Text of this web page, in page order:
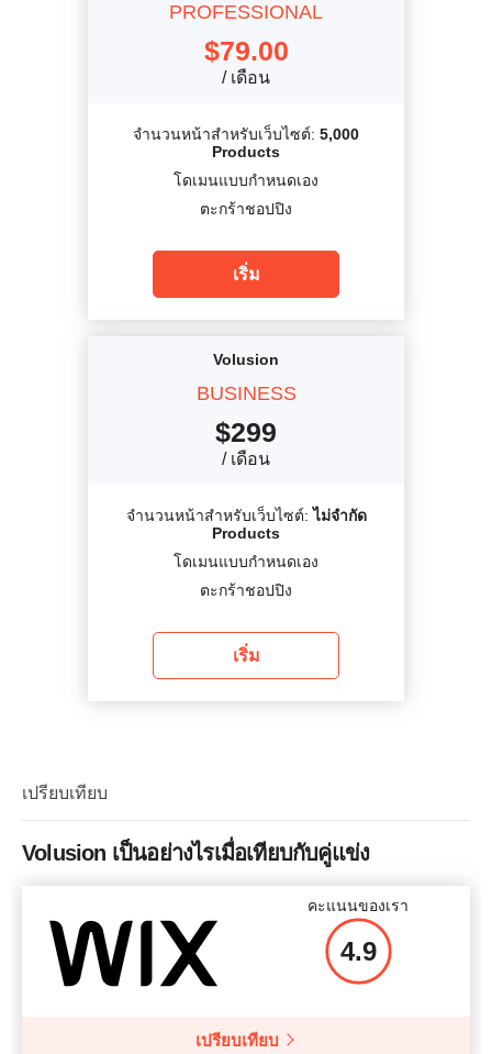
PROFESSIONAL
$79.00
/ เดือน
จำนวนหน้าสำหรับเว็บไซต์: 5,000
Products
โดเมนแบบกำหนดเอง
ตะกร้าชอปปิง
เริ่ม
Volusion
BUSINESS
$299
/ เดือน
จำนวนหน้าสำหรับเว็บไซต์:ไม่จำกัด
Products
โดเมนแบบกำหนดเอง
ตะกร้าชอปปิง
เริ่ม
เปรียบเทียบ
Volusion เป็นอย่างไรเมื่อเทียบกับคู่แข่ง
คะแนนของเรา
4.9
เปรียบเทียบ